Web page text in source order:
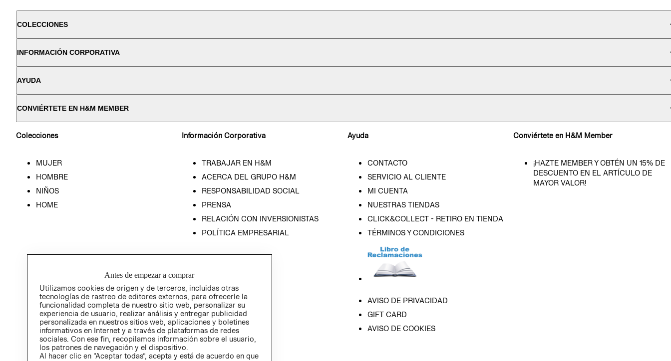
COLECCIONES
INFORMACIÓN CORPORATIVA
AYUDA
CONVIÉRTETE EN H&M MEMBER
Colecciones
MUJER
HOMBRE
NIÑOS
HOME
Información Corporativa
TRABAJAR EN H&M
ACERCA DEL GRUPO H&M
RESPONSABILIDAD SOCIAL
PRENSA
RELACIÓN CON INVERSIONISTAS
POLÍTICA EMPRESARIAL
Ayuda
CONTACTO
SERVICIO AL CLIENTE
MI CUENTA
NUESTRAS TIENDAS
CLICK&COLLECT - RETIRO EN TIENDA
TÉRMINOS Y CONDICIONES
AVISO DE PRIVACIDAD
GIFT CARD
AVISO DE COOKIES
Conviértete en H&M Member
¡HAZTE MEMBER Y OBTÉN UN 15% DE
DESCUENTO EN EL ARTÍCULO DE
MAYOR VALOR!
Antes de empezar a comprar
Utilizamos cookies de origen y de terceros, incluidas otras
tecnologías de rastreo de editores externos, para ofrecerle la
funcionalidad completa de nuestro sitio web, personalizar su
experiencia de usuario, realizar análisis y entregar publicidad
personalizada en nuestros sitios web, aplicaciones y boletines
informativos en Internet y a través de plataformas de redes
sociales. Con ese fin, recopilamos información sobre el usuario,
los patrones de navegación y el dispositivo.
Al hacer clic en “Aceptar todas”, acepta y está de acuerdo en que